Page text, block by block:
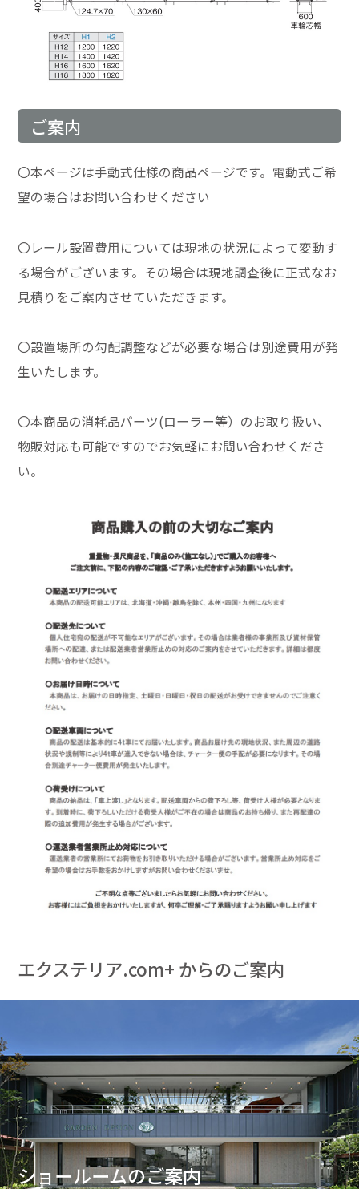
ご案内
〇本ページは手動式仕様の商品ページです。電動式ご希
望の場合はお問い合わせください
〇レール設置費用については現地の状況によって変動す
る場合がございます。その場合は現地調査後に正式なお
見積りをご案内させていただきます。
〇設置場所の勾配調整などが必要な場合は別途費用が発
生いたします。
〇本商品の消耗品パーツ(ローラー等）のお取り扱い、
物販対応も可能ですのでお気軽にお問い合わせくださ
い。
エクステリア.com+ からのご案内
ショールームのご案内